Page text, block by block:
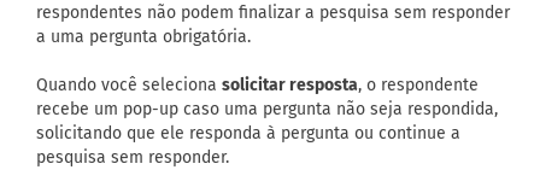
respondentes não podem finalizar a pesquisa sem responder
a uma pergunta obrigatória.
Quando você seleciona solicitar resposta, o respondente
recebe um pop-up caso uma pergunta não seja respondida,
solicitando que ele responda à pergunta ou continue a
pesquisa sem responder.